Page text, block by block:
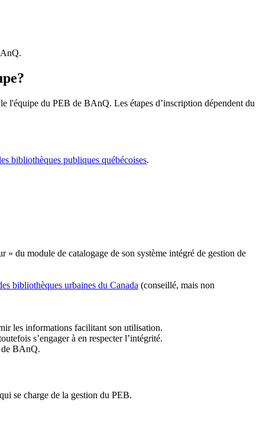
l'équipe du PEB de BAnQ. Les étapes d’inscription dépendent du
bibliothèques publiques québécoises.
du module de catalogage de son système intégré de gestion de
bibliothèques urbaines du Canada (conseillé, mais non
les informations facilitant son utilisation.
s’engager à en respecter l’intégrité.
de BAnQ.
se charge de la gestion du PEB.